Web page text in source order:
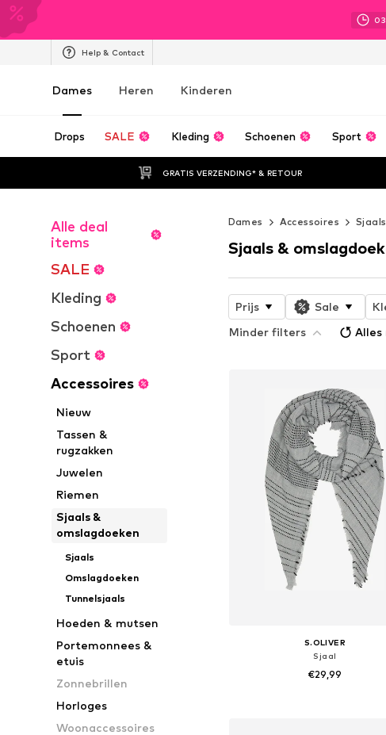
03
Help & Contact
Dames Heren Kinderen
Drops SALE Kleding Schoenen Sport
GRATIS VERZENDING* & RETOUR
Alle deal
items
SALE
Kleding
Schoenen
Sport
Accessoires
Nieuw
Tassen &
rugzakken
Juwelen
Riemen
Sjaals &
omslagdoeken
Sjaals
Omslagdoeken
Tunnelsjaals
Hoeden & mutsen
Portemonnees &
etuis
Zonnebrillen
Horloges
Woonaccessoires
Dames Accessoires
Sjaals &
Prijs Sale
Minder filters
S.OLIVER
Sjaal
€29,99